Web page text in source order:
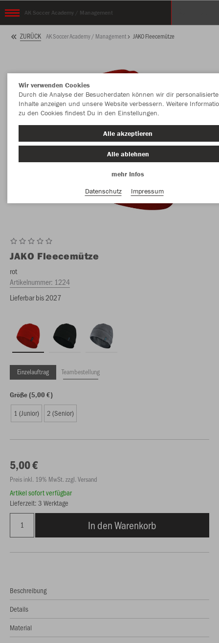
AK Soccer Academy / Management
ZURÜCK AK Soccer Academy / Management JAKO Fleecemütze
JAKO Fleecemütze
rot
Artikelnummer: 1224
Lieferbar bis 2027
Einzelauftrag Teambestellung
Größe (5,00 €)
1 (Junior) 2 (Senior)
5,00 €
Preis inkl. 19% MwSt. zzgl. Versand
Artikel sofort verfügbar
Lieferzeit: 3 Werktage
In den Warenkorb
Beschreibung
Details
Material
Wir verwenden Cookies
Durch die Analyse der Besucherdaten können wir dir personalisierte
Inhalte anzeigen und unsere Website verbessern. Weitere
zu den Cookies findest Du in den Einstellungen.
Alle akzeptieren
Alle ablehnen
mehr Infos
Datenschutz
Impressum